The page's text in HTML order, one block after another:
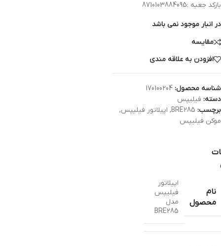
بارکد جعبه :8710103884095
در انبار موجود نمی باشد
مقایسه
افزودن به علاقه مندی
شناسه محصول: 170100204
دسته: فیلیپس
برچسب: BRE285
, اپیلاتور فیلیپس,
موکن فیلیپس
نام
محصول
اپیلاتور
فیلیپس
مدل
BRE285